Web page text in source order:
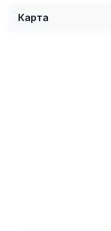
Карта